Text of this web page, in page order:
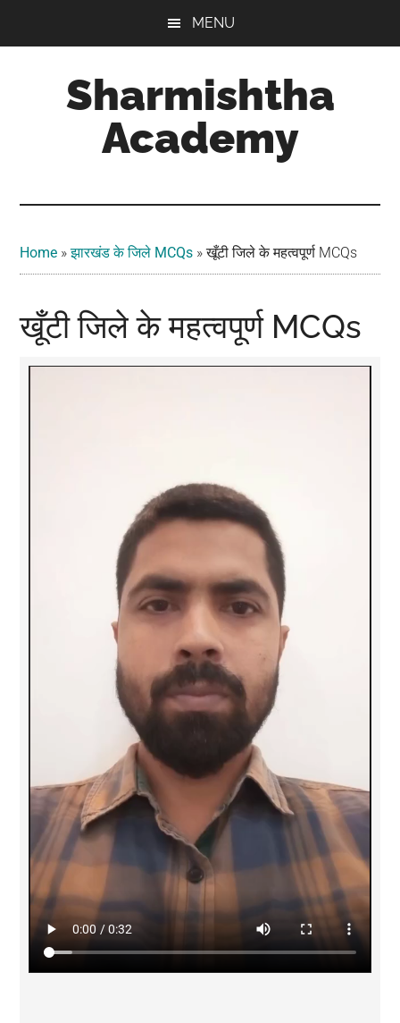
MENU
Sharmishtha
Academy
Home »झारखंड के जिले MCQs »खूँटी जिले के महत्वपूर्ण MCQs
खूँटी जिले के महत्वपूर्ण MCQs